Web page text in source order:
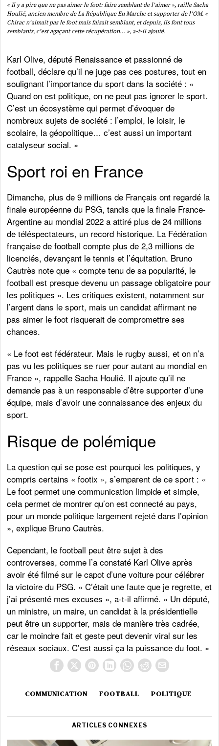
« Il y a pire que ne pas aimer le foot: faire semblant de l’aimer », raille Sacha
Houlié, ancien membre de La République En Marche et supporter de l’OM. «
Chirac n’aimait pas le foot mais faisait semblant, et depuis, ils font tous
semblants, c’est agaçant cette récupération… », a-t-il ajouté.
Karl Olive, député Renaissance et passionné de
football, déclare qu’il ne juge pas ces postures, tout en
soulignant l’importance du sport dans la société : «
Quand on est politique, on ne peut pas ignorer le sport.
C’est un écosystème qui permet d’évoquer de
nombreux sujets de société : l’emploi, le loisir, le
scolaire, la géopolitique… c’est aussi un important
catalyseur social. »
Sport roi en France
Dimanche, plus de 9 millions de Français ont regardé la
finale européenne du PSG, tandis que la finale France-
Argentine au mondial 2022 a attiré plus de 24 millions
de téléspectateurs, un record historique. La Fédération
française de football compte plus de 2,3 millions de
licenciés, devançant le tennis et l’équitation. Bruno
Cautrès note que « compte tenu de sa popularité, le
football est presque devenu un passage obligatoire pour
les politiques ». Les critiques existent, notamment sur
l’argent dans le sport, mais un candidat affirmant ne
pas aimer le foot risquerait de compromettre ses
chances.
« Le foot est fédérateur. Mais le rugby aussi, et on n’a
pas vu les politiques se ruer pour autant au mondial en
France », rappelle Sacha Houlié. Il ajoute qu’il ne
demande pas à un responsable d’être supporter d’une
équipe, mais d’avoir une connaissance des enjeux du
sport.
Risque de polémique
La question qui se pose est pourquoi les politiques, y
compris certains « footix », s’emparent de ce sport : «
Le foot permet une communication limpide et simple,
cela permet de montrer qu’on est connecté au pays,
pour un monde politique largement rejeté dans l’opinion
», explique Bruno Cautrès.
Cependant, le football peut être sujet à des
controverses, comme l’a constaté Karl Olive après
avoir été filmé sur le capot d’une voiture pour célébrer
la victoire du PSG. « C’était une faute que je regrette, et
j’ai présenté mes excuses », a-t-il affirmé. « Un député,
un ministre, un maire, un candidat à la présidentielle
peut être un supporter, mais de manière très cadrée,
car le moindre fait et geste peut devenir viral sur les
réseaux sociaux. C’est aussi ça la puissance du foot. »
COMMUNICATION FOOTBALL POLITIQUE
ARTICLES CONNEXES